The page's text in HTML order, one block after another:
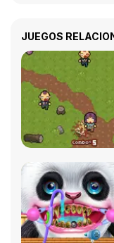
JUEGOS